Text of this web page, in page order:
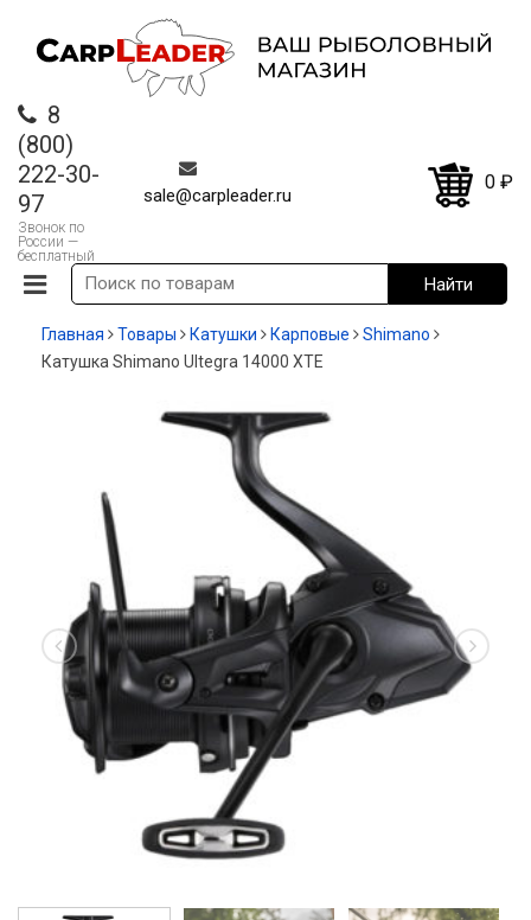
8
(800)
222-30-
97
Звонок по
России —
бесплатный
sale@carpleader.ru
0 ₽
Главная Товары Катушки Карповые
Shimano
Катушка Shimano Ultegra 14000 XTE